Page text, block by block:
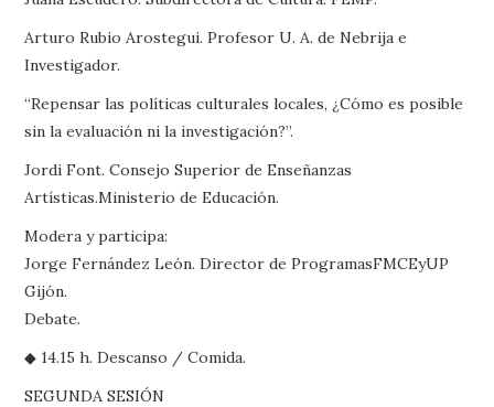
Arturo Rubio Arostegui. Profesor U. A. de Nebrija e
Investigador.
“Repensar las políticas culturales locales, ¿Cómo es posible
sin la evaluación ni la investigación?”.
Jordi Font. Consejo Superior de Enseñanzas
Artísticas.Ministerio de Educación.
Modera y participa:
Jorge Fernández León. Director de ProgramasFMCEyUP
Gijón.
Debate.
◆ 14.15 h. Descanso / Comida.
SEGUNDA SESIÓN